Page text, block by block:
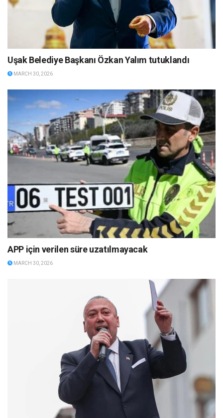
Uşak Belediye Başkanı Özkan Yalım tutuklandı
MARCH 30, 2026
APP için verilen süre uzatılmayacak
MARCH 30, 2026